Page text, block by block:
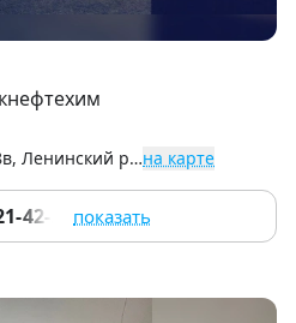
Урожайный переулок 28в, Ленинский р-н (Каштак)на карте
42-28 показать